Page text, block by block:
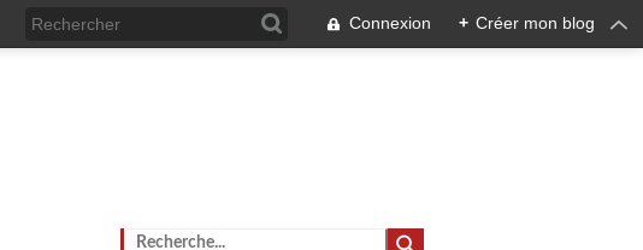
Connexion + Créer mon blog